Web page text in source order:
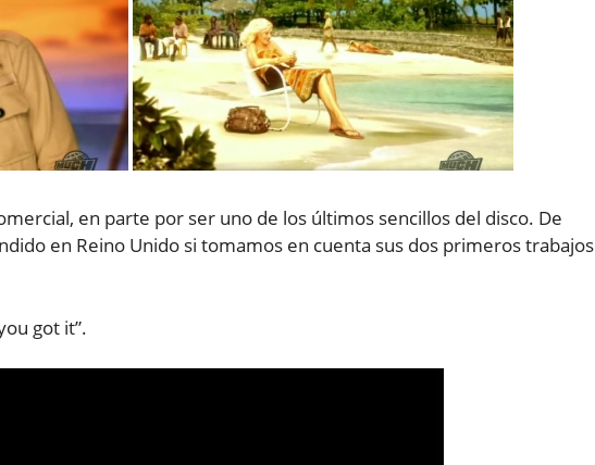
en parte por ser uno de los últimos sencillos del disco. De
en Reino Unido si tomamos en cuenta sus dos primeros trabajos
got it”.